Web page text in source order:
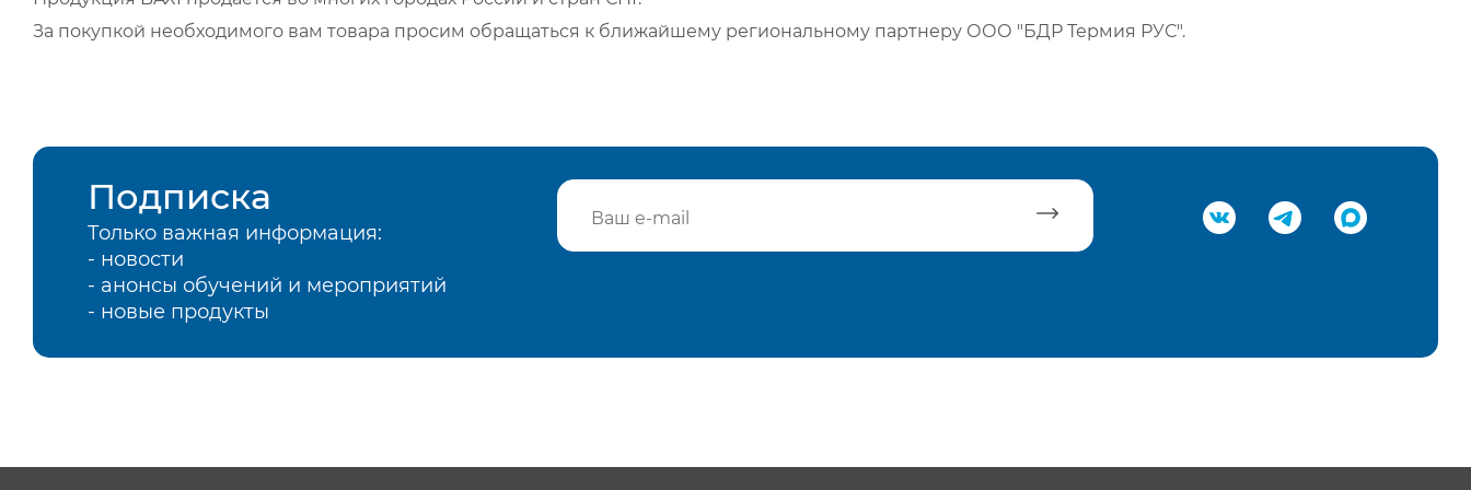
За покупкой необходимого вам товара просим обращаться к ближайшему региональному партнеру ООО "БДР Термия РУС".
Подписка
Только важная информация:
- новости
- анонсы обучений и мероприятий
- новые продукты